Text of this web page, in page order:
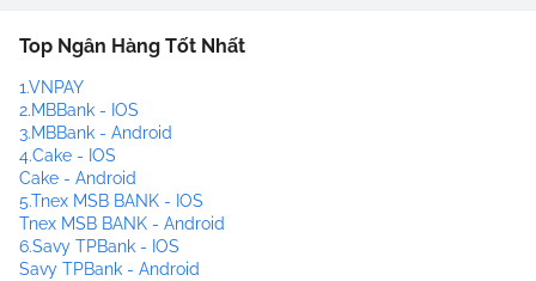
Top Ngân Hàng Tốt Nhất
1.VNPAY
2.MBBank - IOS
3.MBBank - Android
4.Cake - IOS
Cake - Android
5.Tnex MSB BANK - IOS
Tnex MSB BANK - Android
6.Savy TPBank - IOS
Savy TPBank - Android